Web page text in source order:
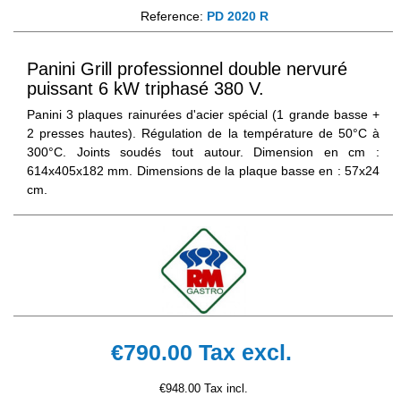
Reference: PD 2020 R
Panini Grill professionnel double nervuré
puissant 6 kW triphasé 380 V.
Panini 3 plaques rainurées d'acier spécial (1 grande basse +
2 presses hautes). Régulation de la température de 50°C à
300°C. Joints soudés tout autour. Dimension en cm :
614x405x182 mm. Dimensions de la plaque basse en : 57x24
cm.
€790.00Tax excl.
€948.00 Tax incl.